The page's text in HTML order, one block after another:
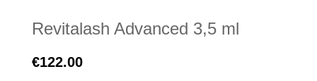
Revitalash Advanced 3,5 ml
€122.00